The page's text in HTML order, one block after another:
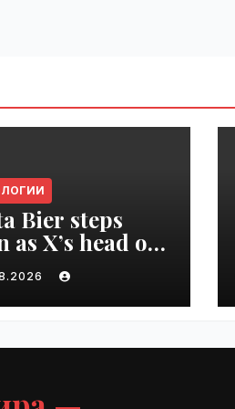
Bier steps
as X’s head of
| VseTime.ru